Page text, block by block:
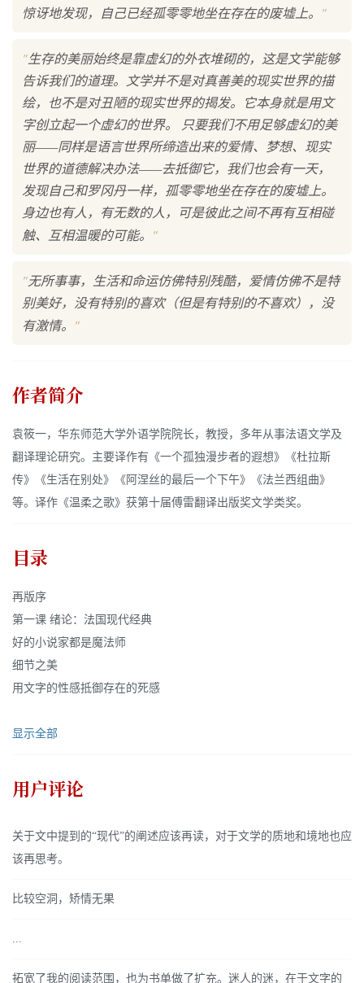
惊讶地发现，自己已经孤零零地坐在存在的废墟上。
"
"生存的美丽始终是靠虚幻的外衣堆砌的，这是文学能够
告诉我们的道理。文学并不是对真善美的现实世界的描
绘，也不是对丑陋的现实世界的揭发。它本身就是用文
字创立起一个虚幻的世界。 只要我们不用足够虚幻的美
丽——同样是语言世界所缔造出来的爱情、梦想、现实
世界的道德解决办法——去抵御它，我们也会有一天，
发现自己和罗冈丹一样，孤零零地坐在存在的废墟上。
身边也有人，有无数的人，可是彼此之间不再有互相碰
触、互相温暖的可能。
"
"无所事事，生活和命运仿佛特别残酷，爱情仿佛不是特
别美好，没有特别的喜欢（但是有特别的不喜欢），没
有激情。
"
作者简介
袁筱一，华东师范大学外语学院院长，教授，多年从事法语文学及
翻译理论研究。主要译作有《一个孤独漫步者的遐想》《杜拉斯
传》《生活在别处》《阿涅丝的最后一个下午》《法兰西组曲》
等。译作《温柔之歌》获第十届傅雷翻译出版奖文学类奖。
目录
再版序
第一课 绪论：法国现代经典
好的小说家都是魔法师
细节之美
用文字的性感抵御存在的死感
显示全部
用户评论
关于文中提到的“现代”的阐述应该再读，对于文学的质地和境地也应
该再思考。
比较空洞，矫情无果
...
拓宽了我的阅读范围，也为书单做了扩充。迷人的迷，在于文字的